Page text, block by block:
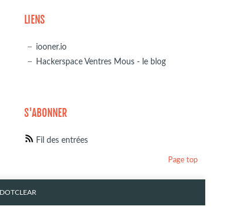
LIENS
iooner.io
Hackerspace Ventres Mous - le blog
S'ABONNER
Fil des entrées
DOTCLEAR
Page top